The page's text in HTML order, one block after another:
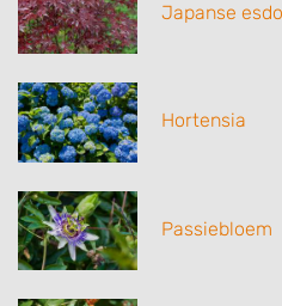
Japanse
Hortensia
Passiebloem